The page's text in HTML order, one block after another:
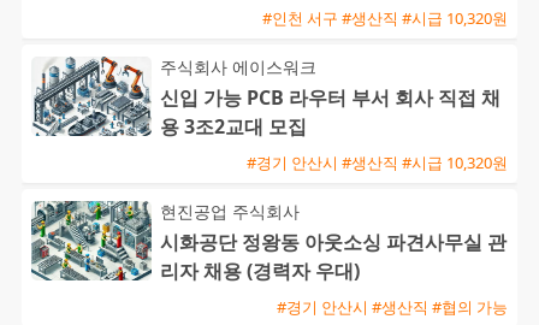
#인천 서구 #생산직 #시급 10,320원
주식회사 에이스워크
신입 가능 PCB 라우터 부서 회사 직접 채
용 3조2교대 모집
#경기 안산시 #생산직 #시급 10,320원
현진공업 주식회사
시화공단 정왕동 아웃소싱 파견사무실 관
리자 채용 (경력자 우대)
#경기 안산시 #생산직 #협의 가능